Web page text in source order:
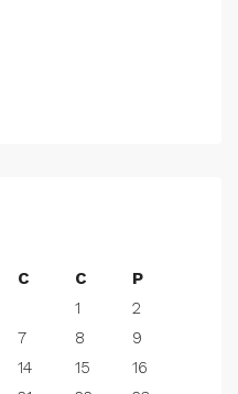
C C
P
1
2
7 8
9
14 15
16